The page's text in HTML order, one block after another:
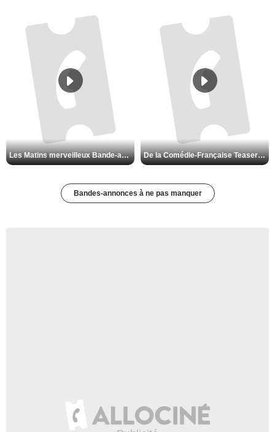
Les Matins merveilleux Bande-annonce VF De la Comédie-Française Teaser VF
Bandes-annonces à ne pas manquer